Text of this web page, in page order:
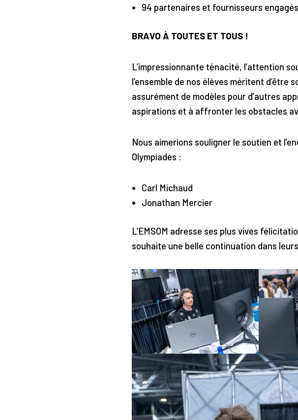
94 partenaires et fournisseurs engagés
BRAVO À TOUTES ET TOUS !
L’impressionnante ténacité, l’attention
l’ensemble de nos élèves méritent
assurément de modèles pour d’autres
aspirations et à affronter les obstacles
Nous aimerions souligner le soutien et
Olympiades :
Carl Michaud
Jonathan Mercier
L’EMSOM adresse ses plus vives
souhaite une belle continuation dans